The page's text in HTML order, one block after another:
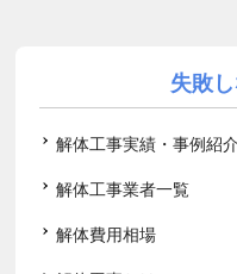
失敗
解体工事実績・事例紹介
解体工事業者一覧
解体費用相場